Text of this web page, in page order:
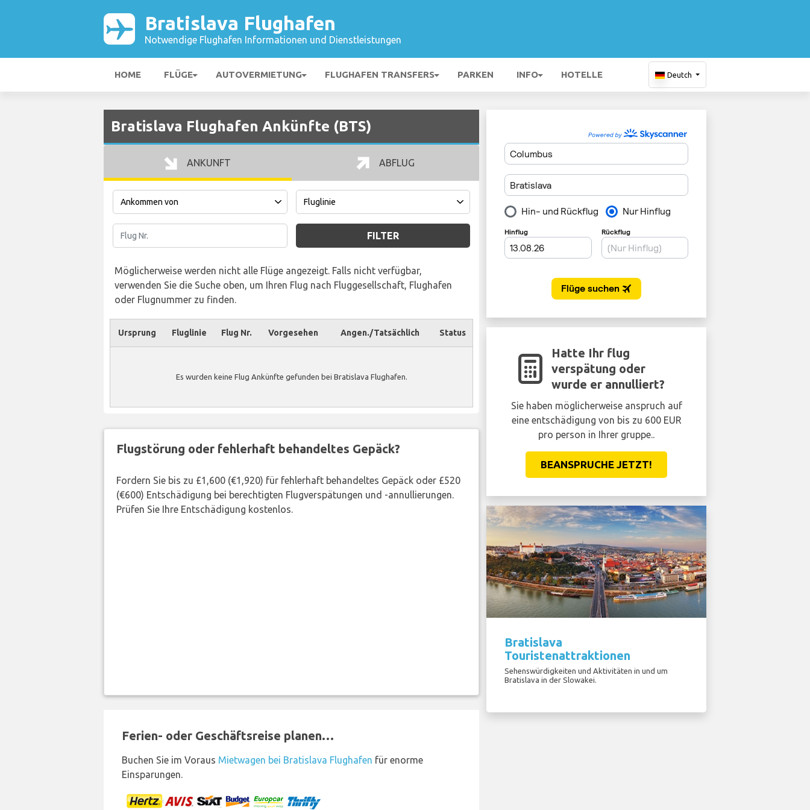
Bratislava Flughafen
Notwendige Flughafen Informationen und Dienstleistungen
HOME FLÜGE AUTOVERMIETUNG FLUGHAFEN TRANSFERS PARKEN INFO HOTELLE Deutch
Bratislava Flughafen Ankünfte (BTS)
ANKUNFT ABFLUG
FILTER
Möglicherweise werden nicht alle Flüge angezeigt. Falls nicht verfügbar,
verwenden Sie die Suche oben, um Ihren Flug nach Fluggesellschaft, Flughafen
oder Flugnummer zu finden.
Ursprung Fluglinie Flug Nr. Vorgesehen Angen./Tatsächlich Status
Es wurden keine Flug Ankünfte gefunden bei Bratislava Flughafen.
Flugstörung oder fehlerhaft behandeltes Gepäck?
Fordern Sie bis zu £1,600 (€1,920) für fehlerhaft behandeltes Gepäck oder £520
(€600) Entschädigung bei berechtigten Flugverspätungen und -annullierungen.
Prüfen Sie Ihre Entschädigung kostenlos.
Ferien- oder Geschäftsreise planen…
Buchen Sie im Voraus Mietwagen bei Bratislava Flughafen für enorme
Einsparungen.
Hatte Ihr flug
verspätung oder
wurde er annulliert?
Sie haben möglicherweise anspruch auf
eine entschädigung von bis zu 600 EUR
pro person in Ihrer gruppe..
BEANSPRUCHE JETZT!
Bratislava
Touristenattraktionen
Sehenswürdigkeiten und Aktivitäten in und um
Bratislava in der Slowakei.